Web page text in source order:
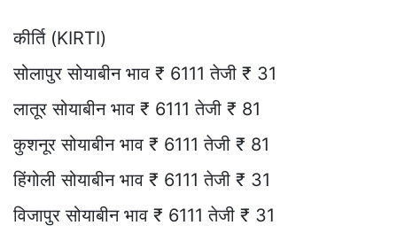
कीर्ति (KIRTI)
सोलापुर सोयाबीन भाव ₹ 6111 तेजी ₹ 31
लातूर सोयाबीन भाव ₹ 6111 तेजी ₹ 81
कुशनूर सोयाबीन भाव ₹ 6111 तेजी ₹ 81
हिंगोली सोयाबीन भाव ₹ 6111 तेजी ₹ 31
विजापुर सोयाबीन भाव ₹ 6111 तेजी ₹ 31